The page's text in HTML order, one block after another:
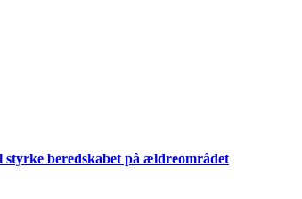
beredskabet på ældreområdet